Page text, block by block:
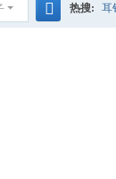
热搜: 耳